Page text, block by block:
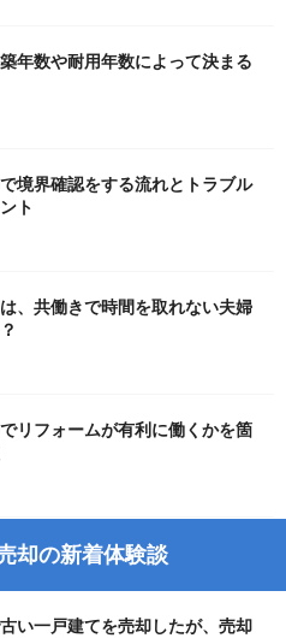
年数や耐用年数によって決まる
境界確認をする流れとトラブル
ト
、共働きで時間を取れない夫婦
リフォームが有利に働くかを箇
却の新着体験談
い一戸建てを売却したが、売却